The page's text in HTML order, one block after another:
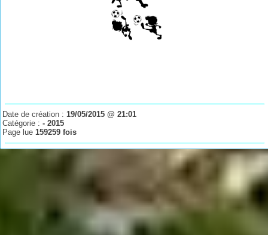
Date de création : 19/05/2015 @ 21:01
Catégorie :- 2015
Page lue 159259 fois